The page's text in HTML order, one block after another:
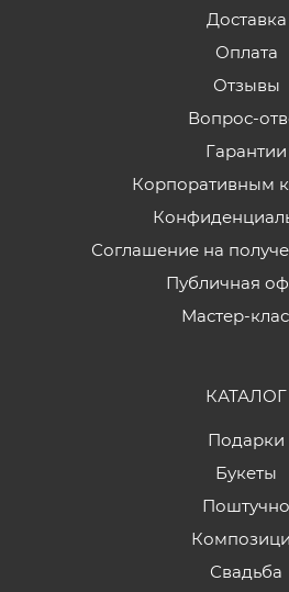
Доставка
Оплата
Отзывы
Вопрос-
Гарантии
Корпоративным
Соглашение на
Публичная
Мастер-
КАТАЛОГ
Подарки
Букеты
Поштучно
Свадьба